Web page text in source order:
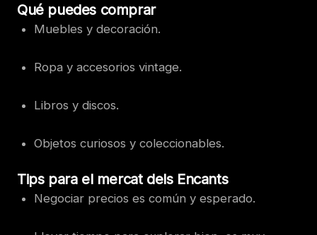
Qué puedes comprar
Muebles y decoración.
Ropa y accesorios vintage.
Libros y discos.
Objetos curiosos y coleccionables.
Tips para el mercat dels Encants
Negociar precios es común y esperado.